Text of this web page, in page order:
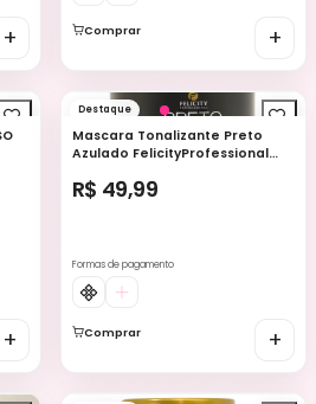
+ Comprar +
+
Destaque
Mascara Tonalizante Preto
Azulado FelicityProfessional
R$ 49,99
Formas de pagamento
Comprar +